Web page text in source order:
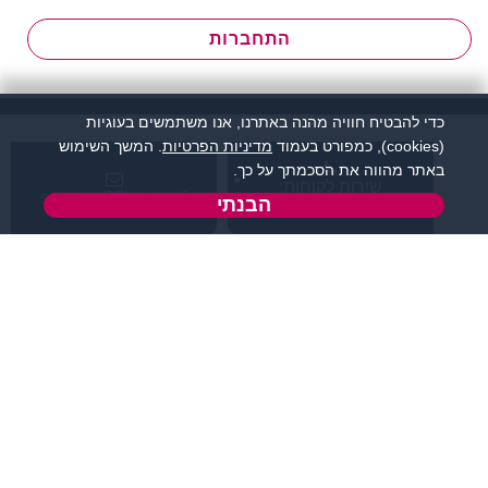
התחברות
support@flirtut.co.il
כדי להבטיח חוויה מהנה באתרנו, אנו משתמשים בעוגיות
(cookies), כמפורט בעמוד
מדיניות הפרטיות . המשך השימוש
באתר מהווה את הסכמתך על כך.
הבנתי